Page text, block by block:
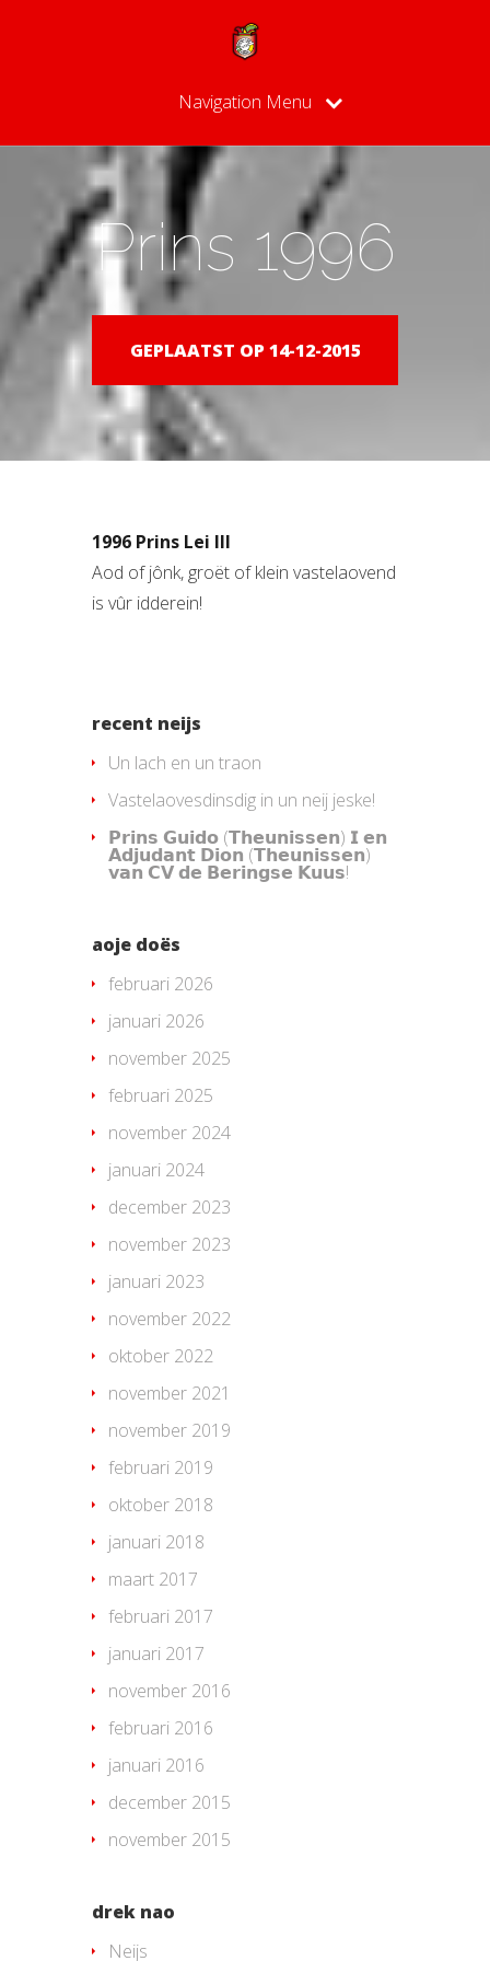
Navigation Menu
Prins 1996
GEPLAATST OP 14-12-2015
1996 Prins Lei III
Aod of jônk, groët of klein vastelaovend
is vûr idderein!
recent neijs
Un lach en un traon
Vastelaovesdinsdig in un neij jeske!
𝗣𝗿𝗶𝗻𝘀 𝗚𝘂𝗶𝗱𝗼 (𝗧𝗵𝗲𝘂𝗻𝗶𝘀𝘀𝗲𝗻) 𝗜 𝗲𝗻
𝗔𝗱𝗷𝘂𝗱𝗮𝗻𝘁 𝗗𝗶𝗼𝗻 (𝗧𝗵𝗲𝘂𝗻𝗶𝘀𝘀𝗲𝗻)
𝘃𝗮𝗻 𝗖𝗩 𝗱𝗲 𝗕𝗲𝗿𝗶𝗻𝗴𝘀𝗲 𝗞𝘂𝘂𝘀!
aoje doës
februari 2026
januari 2026
november 2025
februari 2025
november 2024
januari 2024
december 2023
november 2023
januari 2023
november 2022
oktober 2022
november 2021
november 2019
februari 2019
oktober 2018
januari 2018
maart 2017
februari 2017
januari 2017
november 2016
februari 2016
januari 2016
december 2015
november 2015
drek nao
Neijs